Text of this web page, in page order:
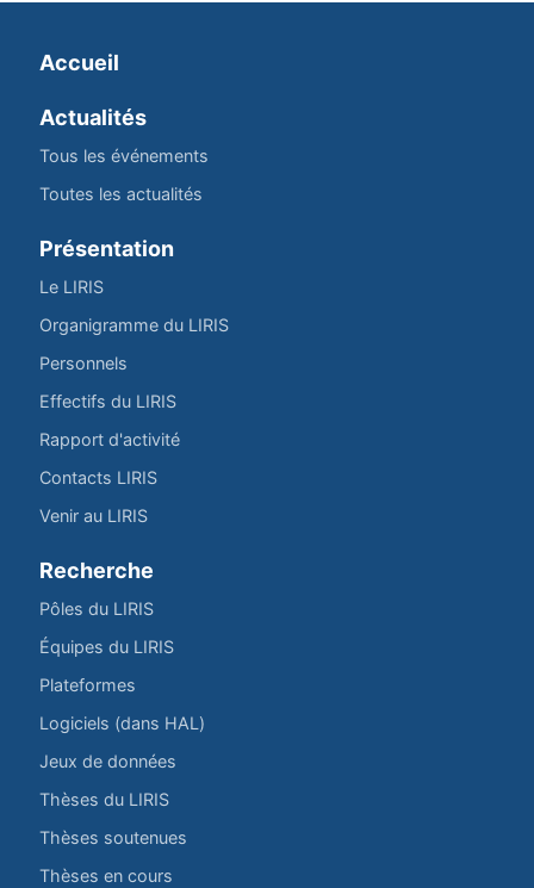
Accueil
Actualités
Tous les événements
Toutes les actualités
Présentation
Le LIRIS
Organigramme du LIRIS
Personnels
Effectifs du LIRIS
Rapport d'activité
Contacts LIRIS
Venir au LIRIS
Recherche
Pôles du LIRIS
Équipes du LIRIS
Plateformes
Logiciels (dans HAL)
Jeux de données
Thèses du LIRIS
Thèses soutenues
Thèses en cours